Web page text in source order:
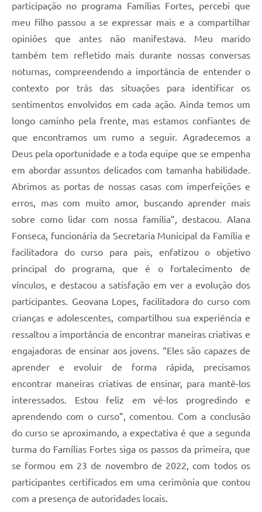
participação no programa Famílias Fortes, percebi que
meu filho passou a se expressar mais e a compartilhar
opiniões que antes não manifestava. Meu marido
também tem refletido mais durante nossas conversas
noturnas, compreendendo a importância de entender o
contexto por trás das situações para identificar os
sentimentos envolvidos em cada ação. Ainda temos um
longo caminho pela frente, mas estamos confiantes de
que encontramos um rumo a seguir. Agradecemos a
Deus pela oportunidade e a toda equipe que se empenha
em abordar assuntos delicados com tamanha habilidade.
Abrimos as portas de nossas casas com imperfeições e
erros, mas com muito amor, buscando aprender mais
sobre como lidar com nossa família”, destacou. Alana
Fonseca, funcionária da Secretaria Municipal da Família e
facilitadora do curso para pais, enfatizou o objetivo
principal do programa, que é o fortalecimento de
vínculos, e destacou a satisfação em ver a evolução dos
participantes. Geovana Lopes, facilitadora do curso com
crianças e adolescentes, compartilhou sua experiência e
ressaltou a importância de encontrar maneiras criativas e
engajadoras de ensinar aos jovens. “Eles são capazes de
aprender e evoluir de forma rápida, precisamos
encontrar maneiras criativas de ensinar, para mantê-los
interessados. Estou feliz em vê-los progredindo e
aprendendo com o curso”, comentou. Com a conclusão
do curso se aproximando, a expectativa é que a segunda
turma do Famílias Fortes siga os passos da primeira, que
se formou em 23 de novembro de 2022, com todos os
participantes certificados em uma cerimônia que contou
com a presença de autoridades locais.